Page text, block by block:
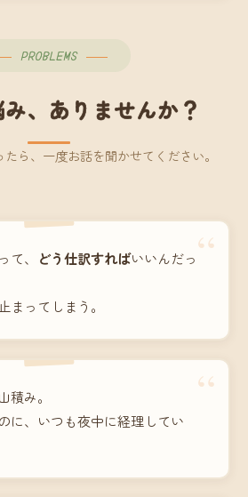
PROBLEMS
、ありませんか？
ら、一度お話を聞かせてください。
“
て、 どう仕訳すればいいんだっ
まってしまう。
“
積み。
のに、いつも夜中に経理してい